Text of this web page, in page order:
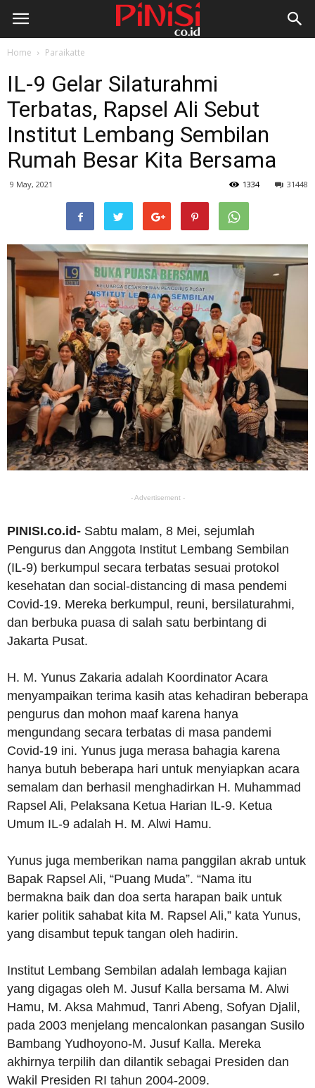
Home Paraikatte
IL-9 Gelar Silaturahmi
Terbatas, Rapsel Ali Sebut
Institut Lembang Sembilan
Rumah Besar Kita Bersama
9 May, 2021 31448
1334
- Advertisement -
PINISI.co.id- Sabtu malam, 8 Mei, sejumlah
Pengurus dan Anggota Institut Lembang Sembilan
(IL-9) berkumpul secara terbatas sesuai protokol
kesehatan dan social-distancing di masa pendemi
Covid-19. Mereka berkumpul, reuni, bersilaturahmi,
dan berbuka puasa di salah satu berbintang di
Jakarta Pusat.
H. M. Yunus Zakaria adalah Koordinator Acara
menyampaikan terima kasih atas kehadiran beberapa
pengurus dan mohon maaf karena hanya
mengundang secara terbatas di masa pandemi
Covid-19 ini. Yunus juga merasa bahagia karena
hanya butuh beberapa hari untuk menyiapkan acara
semalam dan berhasil menghadirkan H. Muhammad
Rapsel Ali, Pelaksana Ketua Harian IL-9. Ketua
Umum IL-9 adalah H. M. Alwi Hamu.
Yunus juga memberikan nama panggilan akrab untuk
Bapak Rapsel Ali, “Puang Muda”. “Nama itu
bermakna baik dan doa serta harapan baik untuk
karier politik sahabat kita M. Rapsel Ali,” kata Yunus,
yang disambut tepuk tangan oleh hadirin.
Institut Lembang Sembilan adalah lembaga kajian
yang digagas oleh M. Jusuf Kalla bersama M. Alwi
Hamu, M. Aksa Mahmud, Tanri Abeng, Sofyan Djalil,
pada 2003 menjelang mencalonkan pasangan Susilo
Bambang Yudhoyono-M. Jusuf Kalla. Mereka
akhirnya terpilih dan dilantik sebagai Presiden dan
Wakil Presiden RI tahun 2004-2009.